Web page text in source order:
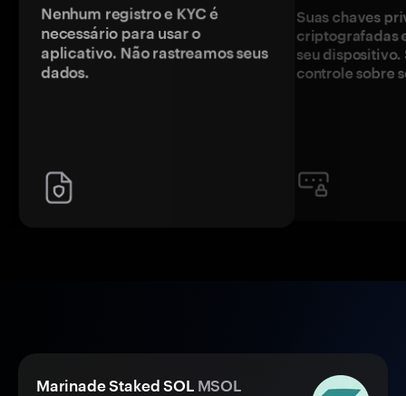
Nenhum registro e KYC é
necessário para usar o
aplicativo. Não rastreamos seus
dados.
Suas chaves
criptografadas
seu dispositivo.
controle sobre
Marinade Staked SOL MSOL